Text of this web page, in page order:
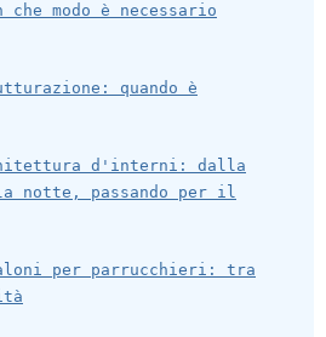
che modo è necessario
quando è
d'interni: dalla
notte, passando per il
per parrucchieri: tra